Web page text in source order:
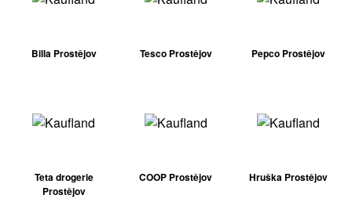
Billa Prostějov Tesco Prostějov Pepco Prostějov
Teta drogerie
Prostějov
COOP Prostějov Hruška Prostějov